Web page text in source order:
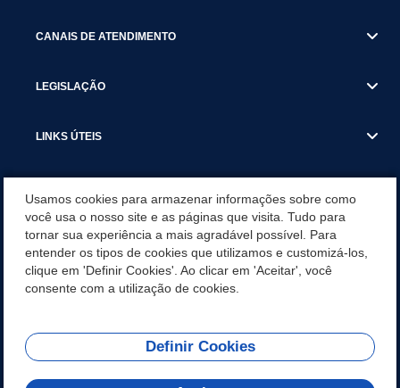
CANAIS DE ATENDIMENTO
LEGISLAÇÃO
LINKS ÚTEIS
NOTÍCIAS
DOWNLOADS
REDES SOCIAIS
Usamos cookies para armazenar informações sobre como
você usa o nosso site e as páginas que visita. Tudo para
tornar sua experiência a mais agradável possível. Para
entender os tipos de cookies que utilizamos e customizá-los,
clique em 'Definir Cookies'. Ao clicar em 'Aceitar', você
consente com a utilização de cookies.
Definir Cookies